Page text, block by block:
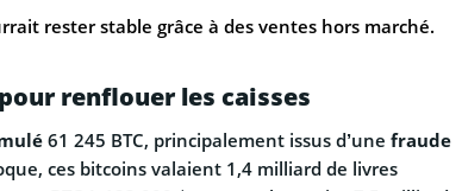
rester stable grâce à des ventes hors marché.
renflouer les caisses
61 245 BTC, principalement issus d’une fraude
ces bitcoins valaient 1,4 milliard de livres